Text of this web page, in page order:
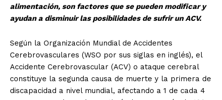
alimentación, son factores que se pueden modificar y
ayudan a disminuir las posibilidades de sufrir un ACV.
Según la Organización Mundial de Accidentes
Cerebrovasculares (WSO por sus siglas en inglés), el
Accidente Cerebrovascular (ACV) o ataque cerebral
constituye la segunda causa de muerte y la primera de
discapacidad a nivel mundial, afectando a 1 de cada 4